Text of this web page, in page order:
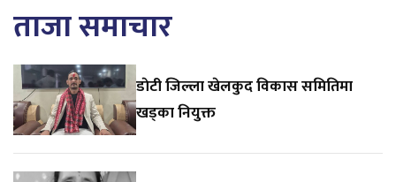
ताजा समाचार
डाेटी जिल्ला खेलकुद विकास समितिमा
खड्का नियुक्त